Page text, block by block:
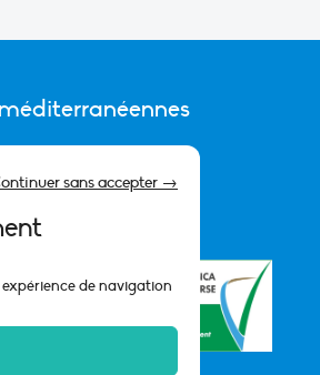
de navigation
sans accepter →